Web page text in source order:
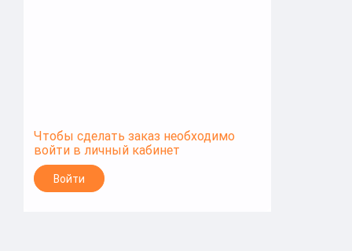
Чтобы сделать заказ необходимо
войти в личный кабинет
Войти